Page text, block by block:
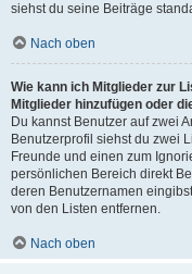
siehst du seine Beiträge
Nach oben
Wie kann ich Mitglieder zur
Mitglieder hinzufügen oder
Du kannst Benutzer auf zwei
Benutzerprofil siehst du zwei
Freunde und einen zum
persönlichen Bereich direkt
deren Benutzernamen
von den Listen entfernen.
Nach oben